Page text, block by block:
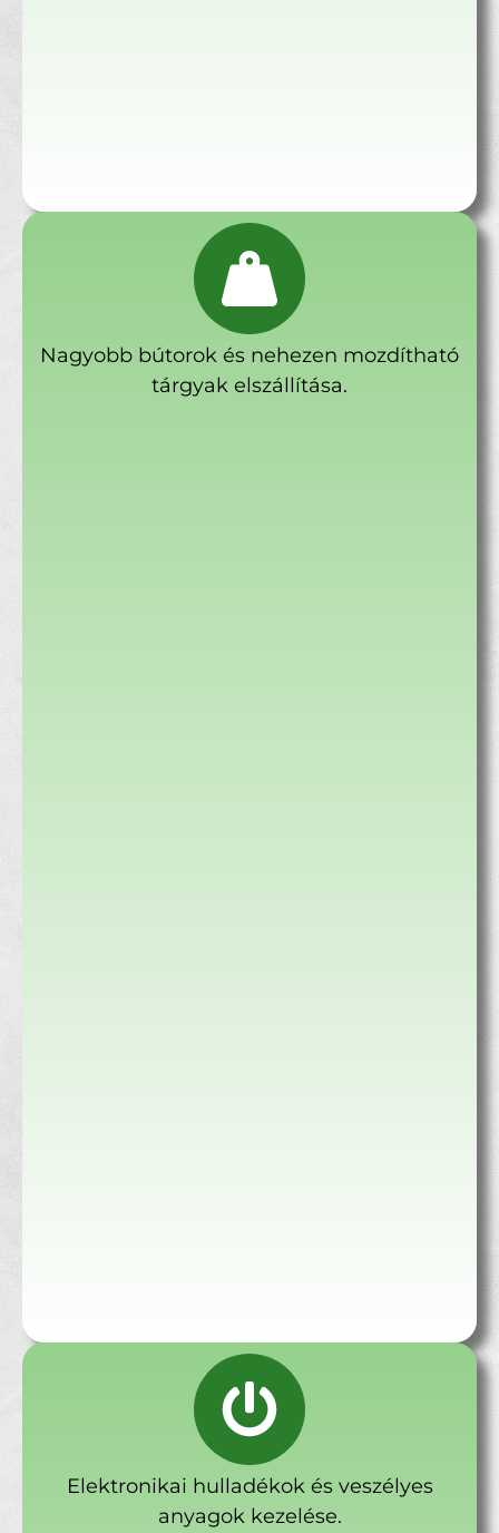
Nagyobb bútorok és nehezen mozdítható
tárgyak elszállítása.
Elektronikai hulladékok és veszélyes
anyagok kezelése.